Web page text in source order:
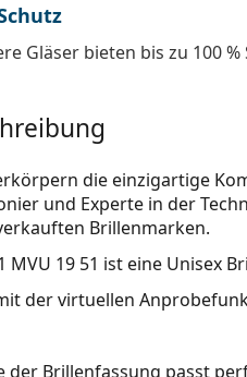
Gläser bieten bis zu 100
die einzigartige
und Experte in der
Brillenmarken.
MVU 19 51 ist eine Unisex
der virtuellen
der Brillenfassung passt